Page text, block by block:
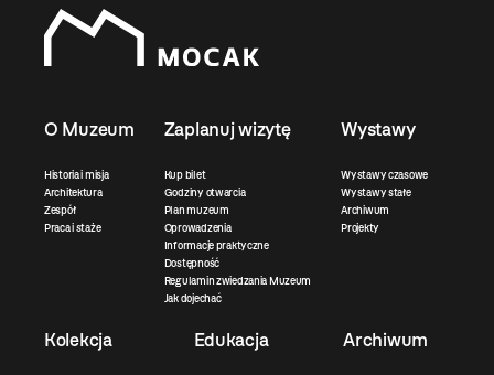
O Muzeum
Historia i misja
Architektura
Zespół
Praca i staże
Zaplanuj wizytę
Kup bilet
Godziny otwarcia
Plan muzeum
Oprowadzenia
Informacje praktyczne
Dostępność
Regulamin zwiedzania Muzeum
Jak dojechać
Wystawy
Wystawy czasowe
Wystawy stałe
Archiwum
Projekty
Kolekcja Edukacja Archiwum